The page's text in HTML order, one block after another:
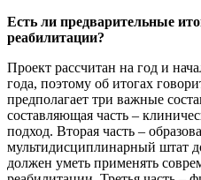
Есть ли предварительные
реабилитации?
Проект рассчитан на год и
года, поэтому об итогах
предполагает три важные
составляющая часть –
подход. Вторая часть –
мультидисциплинарный штат
должен уметь применять